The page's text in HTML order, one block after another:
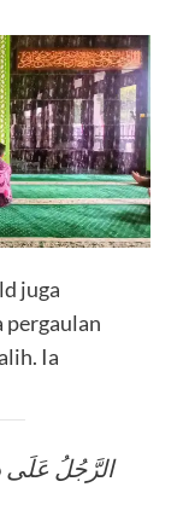
juga
pergaulan
Ia
الرَّجُلُ عَلَى